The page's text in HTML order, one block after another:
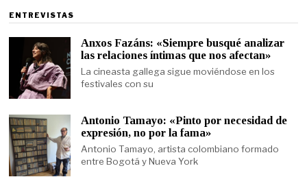
ENTREVISTAS
Anxos Fazáns: «Siempre busqué analizar
las relaciones íntimas que nos afectan»
La cineasta gallega sigue moviéndose en los
festivales con su
Antonio Tamayo: «Pinto por necesidad de
expresión, no por la fama»
Antonio Tamayo, artista colombiano formado
entre Bogotá y Nueva York